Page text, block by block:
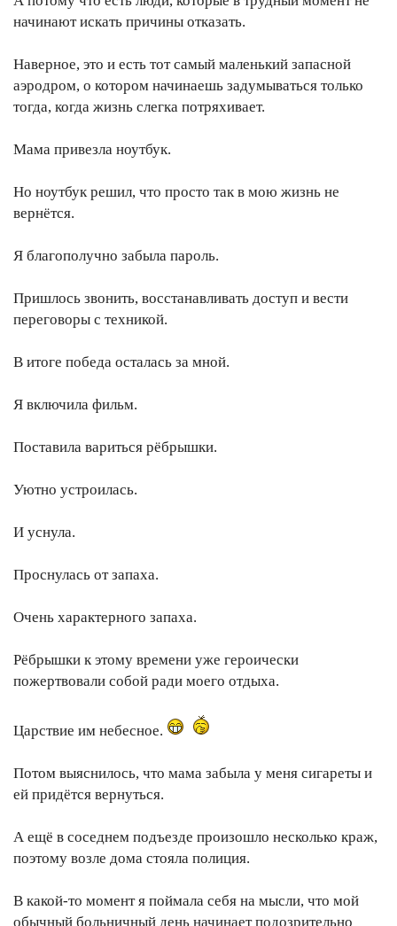
начинают искать причины отказать.
Наверное, это и есть тот самый маленький запасной
аэродром, о котором начинаешь задумываться только
тогда, когда жизнь слегка потряхивает.
Мама привезла ноутбук.
Но ноутбук решил, что просто так в мою жизнь не
вернётся.
Я благополучно забыла пароль.
Пришлось звонить, восстанавливать доступ и вести
переговоры с техникой.
В итоге победа осталась за мной.
Я включила фильм.
Поставила вариться рёбрышки.
Уютно устроилась.
И уснула.
Проснулась от запаха.
Очень характерного запаха.
Рёбрышки к этому времени уже героически
пожертвовали собой ради моего отдыха.
Царствие им небесное.
Потом выяснилось, что мама забыла у меня сигареты и
ей придётся вернуться.
А ещё в соседнем подъезде произошло несколько краж,
поэтому возле дома стояла полиция.
В какой-то момент я поймала себя на мысли, что мой
обычный больничный день начинает подозрительно